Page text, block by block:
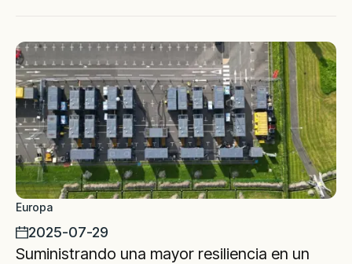
Europa
2025-07-29
Suministrando una mayor resiliencia en un